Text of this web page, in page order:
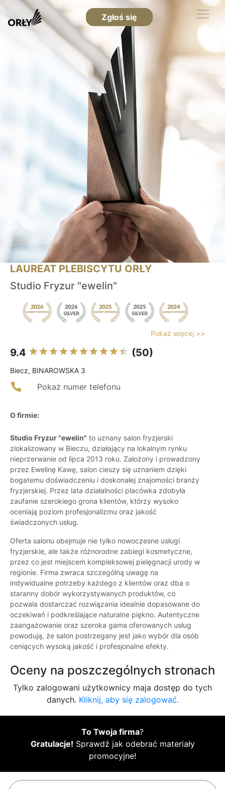
Zgłoś się
LAUREAT PLEBISCYTU ORŁY
Studio Fryzur "ewelin"
Pokaż więcej >>
9.4 (50)
Biecz, BINAROWSKA 3
Pokaż numer telefonu
O firmie:
Studio Fryzur "ewelin" to uznany salon fryzjerski
zlokalizowany w Bieczu, działający na lokalnym rynku
nieprzerwanie od lipca 2013 roku. Założony i prowadzony
przez Ewelinę Kawę, salon cieszy się uznaniem dzięki
bogatemu doświadczeniu i doskonałej znajomości branży
fryzjerskiej. Przez lata działalności placówka zdobyła
zaufanie szerokiego grona klientów, którzy wysoko
oceniają poziom profesjonalizmu oraz jakość
świadczonych usług.
Oferta salonu obejmuje nie tylko nowoczesne usługi
fryzjerskie, ale także różnorodne zabiegi kosmetyczne,
przez co jest miejscem kompleksowej pielęgnacji urody w
regionie. Firma zwraca szczególną uwagę na
indywidualne potrzeby każdego z klientów oraz dba o
staranny dobór wykorzystywanych produktów, co
pozwala dostarczać rozwiązania idealnie dopasowane do
oczekiwań i podkreślające naturalne piękno. Autentyczne
zaangażowanie oraz szeroka gama oferowanych usług
powodują, że salon postrzegany jest jako wybór dla osób
ceniących wysoką jakość i profesjonalne efekty.
Oceny na poszczególnych stronach
Tylko zalogowani użytkownicy maja dostęp do tych
danych. Kliknij, aby się zalogować.
To Twoja firma?
Gratulacje! Sprawdź jak odebrać materiały
promocyjne!